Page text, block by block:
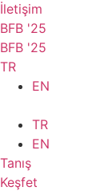
İletişim
BFB '25
BFB '25
TR
EN
TR
EN
Tanış
Keşfet